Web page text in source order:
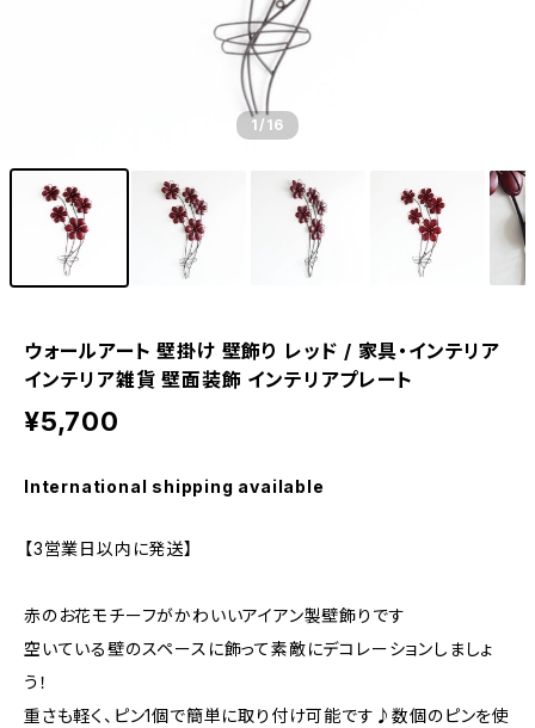
1/16
ウォールアート 壁掛け 壁飾り レッド / 家具・インテリア
インテリア雑貨 壁面装飾 インテリアプレート
¥5,700
International shipping available
【3営業日以内に発送】
赤のお花モチーフがかわいいアイアン製壁飾りです
空いている壁のスペースに飾って素敵にデコレーションしましょ
う！
重さも軽く、ピン1個で簡単に取り付け可能です♪数個のピンを使